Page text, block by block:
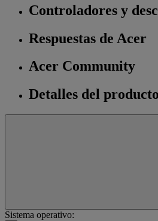
Controladores y
Respuestas de Acer
Acer Community
Detalles del producto
Sistema operativo: